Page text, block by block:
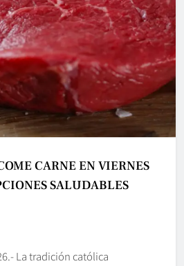
CARNE EN VIERNES
SALUDABLES
La tradición católica